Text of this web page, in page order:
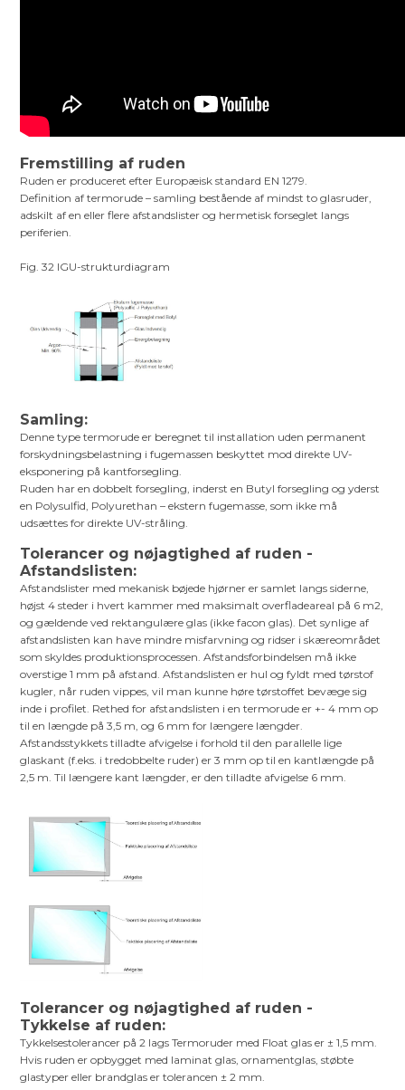
Fremstilling af ruden
Ruden er produceret efter Europæisk standard EN 1279.
Definition af termorude – samling bestående af mindst to glasruder,
adskilt af en eller flere afstandslister og hermetisk forseglet langs
periferien.
Fig. 32 IGU-strukturdiagram
Samling:
Denne type termorude er beregnet til installation uden permanent
forskydningsbelastning i fugemassen beskyttet mod direkte UV-
eksponering på kantforsegling.
Ruden har en dobbelt forsegling, inderst en Butyl forsegling og yderst
en Polysulfid, Polyurethan – ekstern fugemasse, som ikke må
udsættes for direkte UV-stråling.
Tolerancer og nøjagtighed af ruden -
Afstandslisten:
Afstandslister med mekanisk bøjede hjørner er samlet langs siderne,
højst 4 steder i hvert kammer med maksimalt overfladeareal på 6 m2,
og gældende ved rektangulære glas (ikke facon glas). Det synlige af
afstandslisten kan have mindre misfarvning og ridser i skæreområdet
som skyldes produktionsprocessen. Afstandsforbindelsen må ikke
overstige 1 mm på afstand. Afstandslisten er hul og fyldt med tørstof
kugler, når ruden vippes, vil man kunne høre tørstoffet bevæge sig
inde i profilet. Rethed for afstandslisten i en termorude er +- 4 mm op
til en længde på 3,5 m, og 6 mm for længere længder.
Afstandsstykkets tilladte afvigelse i forhold til den parallelle lige
glaskant (f.eks. i tredobbelte ruder) er 3 mm op til en kantlængde på
2,5 m. Til længere kant længder, er den tilladte afvigelse 6 mm.
Tolerancer og nøjagtighed af ruden -
Tykkelse af ruden:
Tykkelsestolerancer på 2 lags Termoruder med Float glas er ± 1,5 mm.
Hvis ruden er opbygget med laminat glas, ornamentglas, støbte
glastyper eller brandglas er tolerancen ± 2 mm.